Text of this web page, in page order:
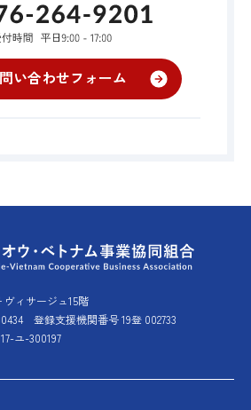
い合わせフォーム
オレオウ
ヴィサージュ15階
登録支援機関番号 19登 002733
ユ-300197